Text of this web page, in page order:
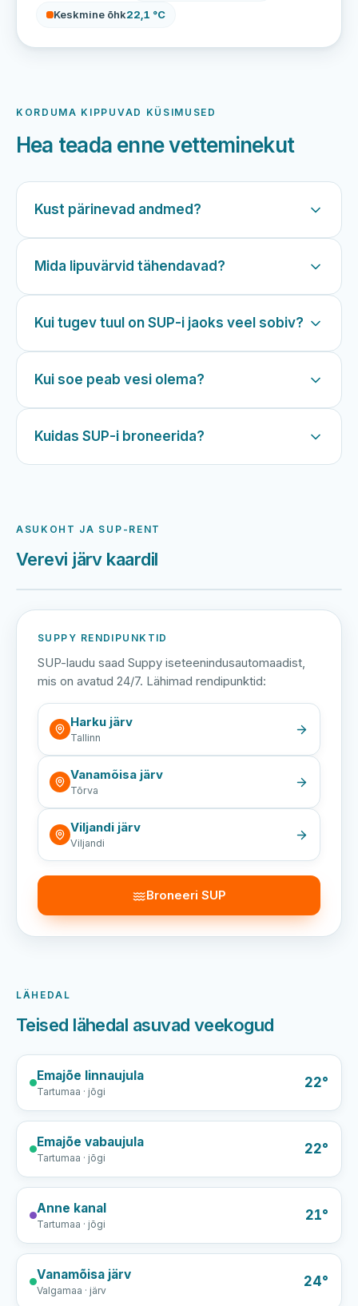
Keskmine õhk22,1 °C
KORDUMA KIPPUVAD KÜSIMUSED
Hea teada enne vetteminekut
Kust pärinevad andmed?
Mida lipuvärvid tähendavad?
Kui tugev tuul on SUP-i jaoks veel sobiv?
Kui soe peab vesi olema?
Kuidas SUP-i broneerida?
ASUKOHT JA SUP-RENT
Verevi järv kaardil
Verevi järv
Harku järv Vanamõisa järv
Viljandi järv
SUPPY RENDIPUNKTID
SUP-laudu saad Suppy iseteenindusautomaadist,
mis on avatud 24/7. Lähimad rendipunktid:
Harku järv
Tallinn
Vanamõisa järv
Tõrva
Viljandi järv
Viljandi
Broneeri SUP
LÄHEDAL
Teised lähedal asuvad veekogud
Emajõe linnaujula
Tartumaa · jõgi
22°
Emajõe vabaujula
Tartumaa · jõgi
22°
Anne kanal
Tartumaa · jõgi
21°
Vanamõisa järv
Valgamaa · järv
24°